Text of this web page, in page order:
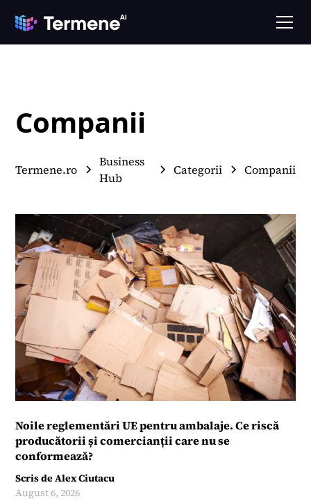
Companii
Termene.ro
Business
Hub
Categorii Companii
Noile reglementări UE pentru ambalaje. Ce riscă
producătorii și comercianții care nu se
conformează?
Scris deAlex Ciutacu
August 6, 2026